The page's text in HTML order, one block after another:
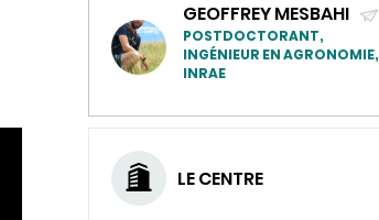
champêtresGEOFFREY MESBAHI
(ENVOYER
UN
POSTDOCTORANT,
INGÉNIEUR EN AGRONOMIE,
INRAE
LE CENTRE